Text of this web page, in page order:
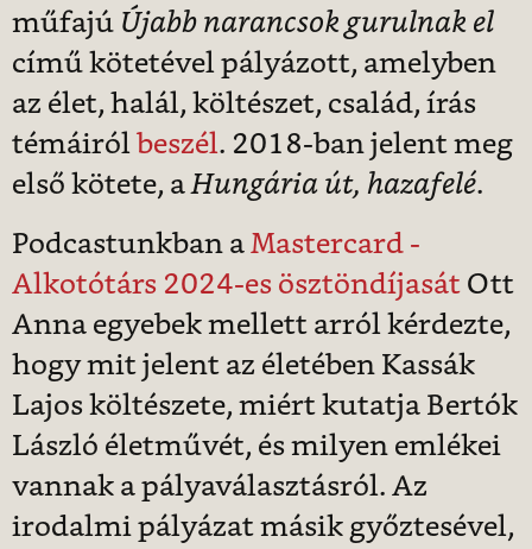
műfajú Újabb narancsok gurulnak el
című kötetével pályázott, amelyben
az élet, halál, költészet, család, írás
témáiról beszél. 2018-ban jelent meg
első kötete, aHungária út, hazafelé.
Podcastunkban a Mastercard -
Alkotótárs 2024-es ösztöndíjasát Ott
Anna egyebek mellett arról kérdezte,
hogy mit jelent az életében Kassák
Lajos költészete, miért kutatja Bertók
László életművét, és milyen emlékei
vannak a pályaválasztásról. Az
irodalmi pályázat másik győztesével,